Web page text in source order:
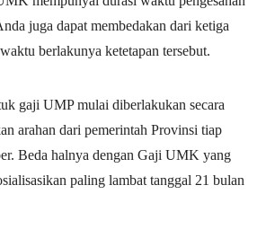
juga dapat membedakan dari ketiga
berlakunya ketetapan tersebut.
gaji UMP mulai diberlakukan secara
arahan dari pemerintah Provinsi tiap
Beda halnya dengan Gaji UMK yang
paling lambat tanggal 21 bulan